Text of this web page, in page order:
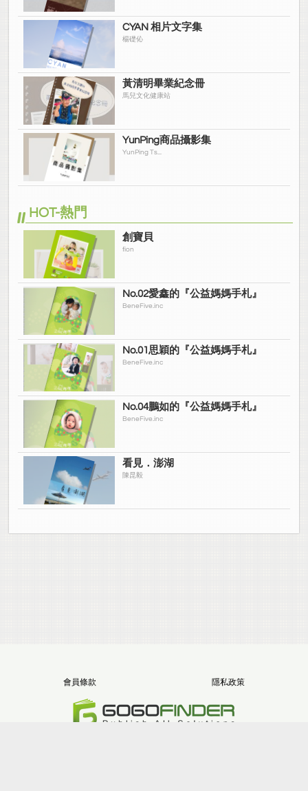
CYAN 相片文字集
楊礎伈
黃清明畢業紀念冊
馬兒文化健康站
YunPing商品攝影集
YunPing Ts...
HOT-熱門
創寶貝
fion
No.02愛鑫的『公益媽媽手札』
BeneFive.inc
No.01思穎的『公益媽媽手札』
BeneFive.inc
No.04鵬如的『公益媽媽手札』
BeneFive.inc
看見．澎湖
陳昆毅
會員條款 隱私政策